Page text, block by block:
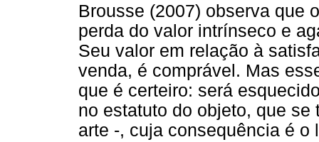
Brousse (2007) observa que
perda do valor intrínseco e
Seu valor em relação à
venda, é comprável. Mas
que é certeiro: será
no estatuto do objeto, que
arte -, cuja consequência é